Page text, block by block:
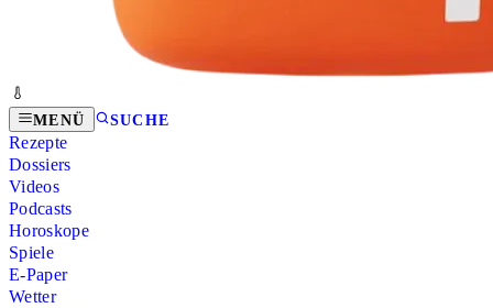
MENÜ SUCHE
Rezepte
Dossiers
Videos
Podcasts
Horoskope
Spiele
E-Paper
Wetter